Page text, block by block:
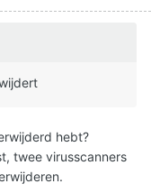
hebt?
twee virusscanners